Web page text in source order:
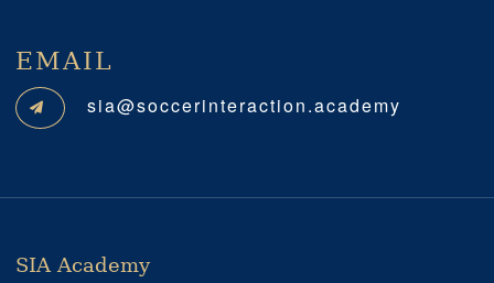
EMAIL
sia@soccerinteraction.academy
SIA ACADEMY
IMPORTANTE
PROFESIONAL
SOCIAL MEDIA
UBICACIÓN
SIA Academy